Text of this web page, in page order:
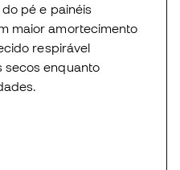
pé e painéis
maior amortecimento
respirável
secos enquanto